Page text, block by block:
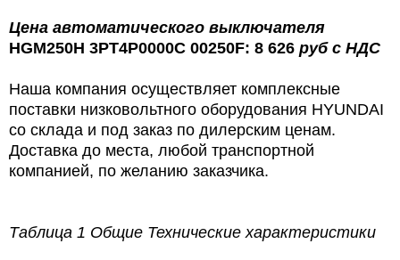
Цена автоматического выключателя
HGM250H 3PT4P0000C 00250F: 8 626 руб с НДС
Наша компания осуществляет комплексные
поставки низковольтного оборудования HYUNDAI
со склада и под заказ по дилерским ценам.
Доставка до места, любой транспортной
компанией, по желанию заказчика.
Таблица 1 Общие Технические характеристики